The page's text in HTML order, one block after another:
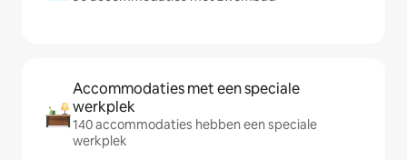
Accommodaties met een speciale
werkplek
140 accommodaties hebben een speciale
werkplek